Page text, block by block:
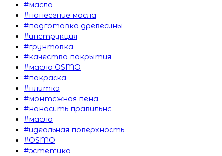
#масло
#нанесение масла
#подготовка древесины
#инструкция
#грунтовка
#качество покрытия
#масло OSMO
#покраска
#плитка
#монтажная пена
#наносить правильно
#масла
#идеальная поверхность
#OSMO
#эстетика